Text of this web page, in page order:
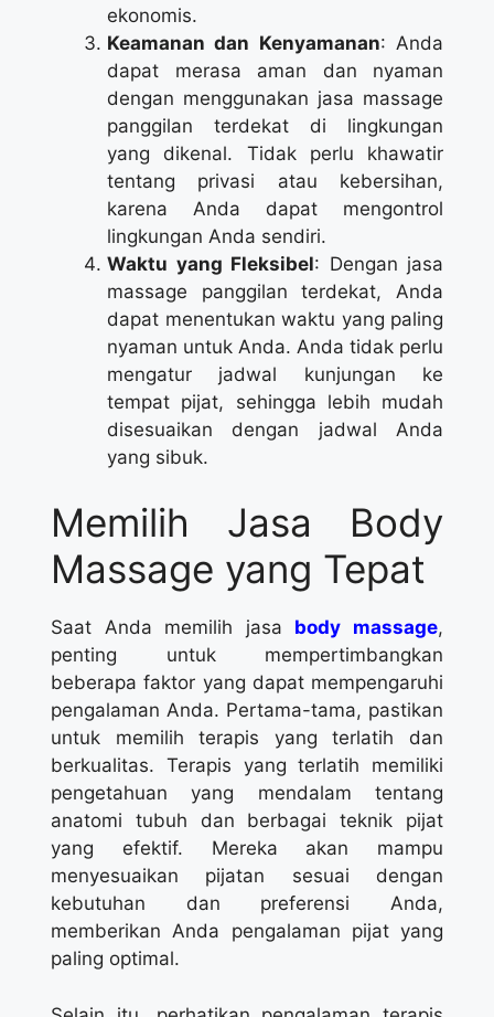
ekonomis.
Keamanan dan Kenyamanan: Anda
dapat merasa aman dan nyaman
dengan menggunakan jasa massage
panggilan terdekat di lingkungan
yang dikenal. Tidak perlu khawatir
tentang privasi atau kebersihan,
karena Anda dapat mengontrol
lingkungan Anda sendiri.
Waktu yang Fleksibel: Dengan jasa
massage panggilan terdekat, Anda
dapat menentukan waktu yang paling
nyaman untuk Anda. Anda tidak perlu
mengatur jadwal kunjungan ke
tempat pijat, sehingga lebih mudah
disesuaikan dengan jadwal Anda
yang sibuk.
Memilih Jasa Body
Massage yang Tepat
Saat Anda memilih jasa body massage,
penting untuk mempertimbangkan
beberapa faktor yang dapat mempengaruhi
pengalaman Anda. Pertama-tama, pastikan
untuk memilih terapis yang terlatih dan
berkualitas. Terapis yang terlatih memiliki
pengetahuan yang mendalam tentang
anatomi tubuh dan berbagai teknik pijat
yang efektif. Mereka akan mampu
menyesuaikan pijatan sesuai dengan
kebutuhan dan preferensi Anda,
memberikan Anda pengalaman pijat yang
paling optimal.